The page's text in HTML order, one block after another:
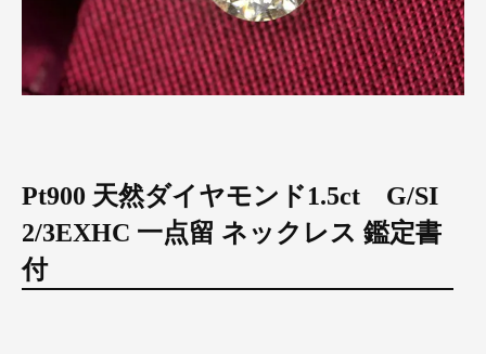
Pt900 天然ダイヤモンド1.5ct G/SI
2/3EXHC 一点留 ネックレス 鑑定書
付